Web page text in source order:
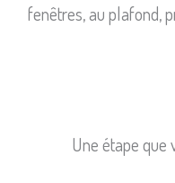
fenêtres, au plafond,
Une étape que